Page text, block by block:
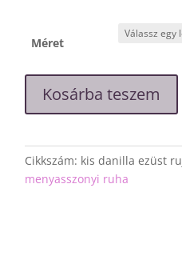
Méret
Danilla"
ezüst
kismamaruha
mennyiség
Kosárba teszem
Cikkszám: kis danilla ezüst
menyasszonyi ruha